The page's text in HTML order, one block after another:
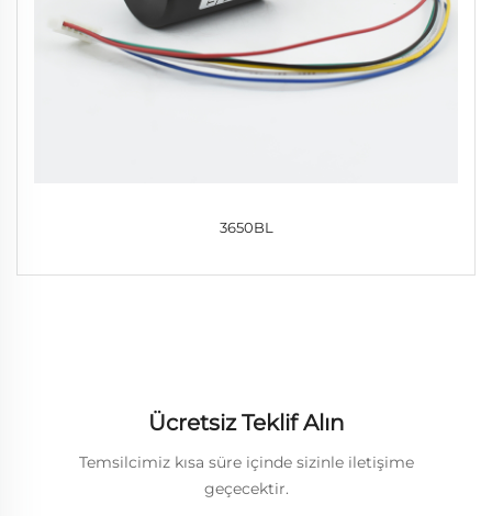
3650BL
Ücretsiz Teklif Alın
Temsilcimiz kısa süre içinde sizinle iletişime
geçecektir.